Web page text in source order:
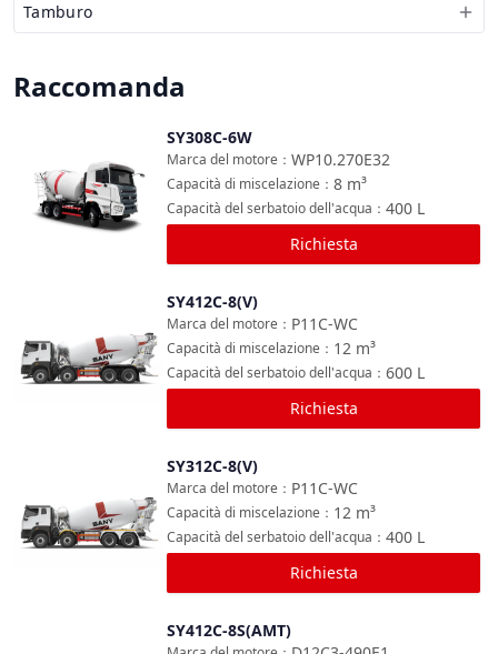
Tamburo
Raccomanda
SY308C-6W
WP10.270E32
Marca del motore ：
8 m³
Capacità di miscelazione ：
400 L
Capacità del serbatoio dell'acqua ：
Richiesta
SY412C-8(V)
P11C-WC
Marca del motore ：
12 m³
Capacità di miscelazione ：
600 L
Capacità del serbatoio dell'acqua ：
Richiesta
SY312C-8(V)
P11C-WC
Marca del motore ：
12 m³
Capacità di miscelazione ：
400 L
Capacità del serbatoio dell'acqua ：
Richiesta
SY412C-8S(AMT)